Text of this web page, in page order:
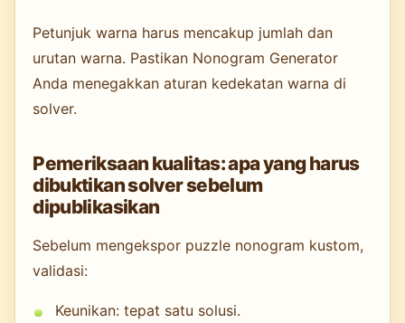
Petunjuk warna harus mencakup jumlah dan
urutan warna. Pastikan Nonogram Generator
Anda menegakkan aturan kedekatan warna di
solver.
Pemeriksaan kualitas: apa yang harus
dibuktikan solver sebelum
dipublikasikan
Sebelum mengekspor puzzle nonogram kustom,
validasi:
Keunikan: tepat satu solusi.